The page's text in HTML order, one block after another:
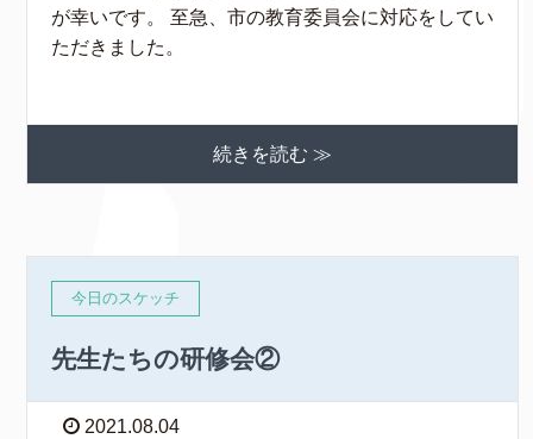
が幸いです。 至急、市の教育委員会に対応をしてい
ただきました。
続きを読む ≫
今日のスケッチ
先生たちの研修会②
2021.08.04